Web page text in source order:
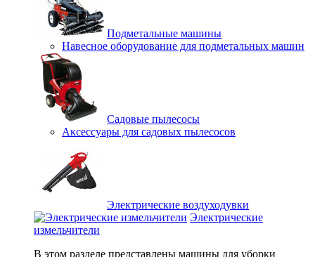
Подметальные машины
Навесное оборудование для подметальных машин
Садовые пылесосы
Аксессуары для садовых пылесосов
Электрические воздуходувки
Электрические
измельчители
В этом разделе представлены машины для уборки